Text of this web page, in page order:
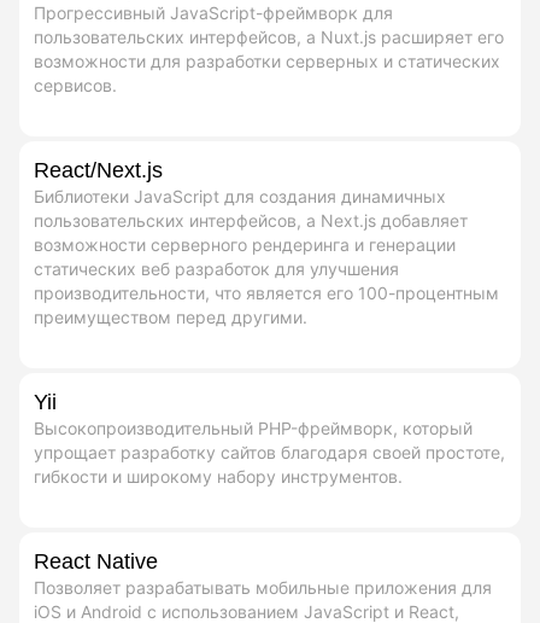
Прогрессивный JavaScript-фреймворк для
пользовательских интерфейсов, а Nuxt.js расширяет его
возможности для разработки серверных и статических
сервисов.
React/Next.js
Библиотеки JavaScript для создания динамичных
пользовательских интерфейсов, а Next.js добавляет
возможности серверного рендеринга и генерации
статических веб разработок для улучшения
производительности, что является его 100-процентным
преимуществом перед другими.
Yii
Высокопроизводительный PHP-фреймворк, который
упрощает разработку сайтов благодаря своей простоте,
гибкости и широкому набору инструментов.
React Native
Позволяет разрабатывать мобильные приложения для
iOS и Android с использованием JavaScript и React,